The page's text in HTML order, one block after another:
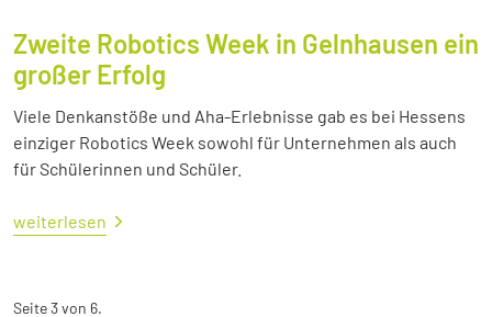
Zweite Robotics Week in Gelnhausen ein
großer Erfolg
Viele Denkanstöße und Aha-Erlebnisse gab es bei Hessens
einziger Robotics Week sowohl für Unternehmen als auch
für Schülerinnen und Schüler.
weiterlesen
Seite 3 von 6.